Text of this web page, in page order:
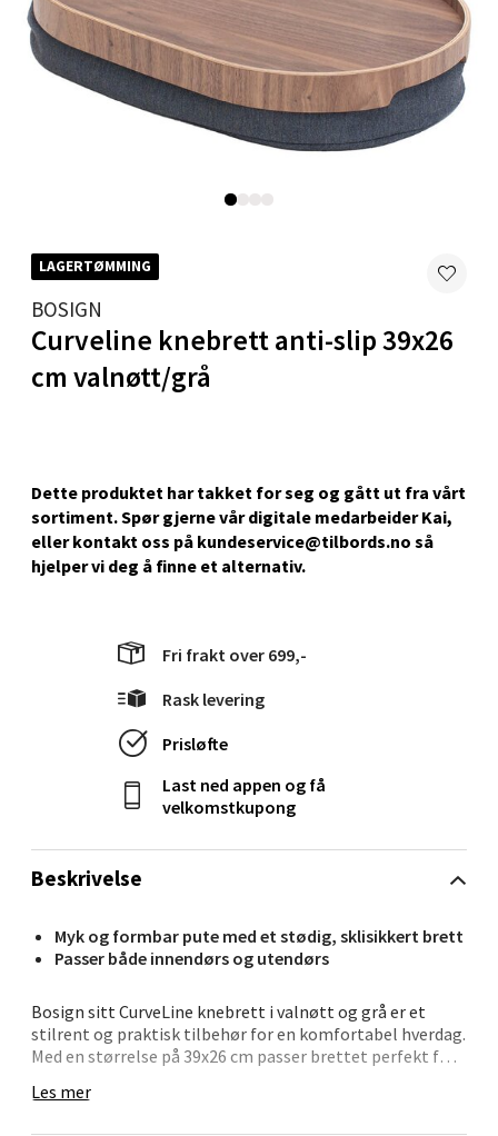
LAGERTØMMING
BOSIGN
Curveline knebrett anti-slip 39x26
cm valnøtt/grå
Dette produktet har takket for seg og gått ut fra vårt
sortiment. Spør gjerne vår digitale medarbeider Kai,
eller kontakt oss på kundeservice@tilbords.no så
hjelper vi deg å ﬁnne et alternativ.
Beskrivelse
Myk og formbar pute med et stødig, sklisikkert brett
Passer både innendørs og utendørs
Bosign sitt CurveLine knebrett i valnøtt og grå er et
stilrent og praktisk tilbehør for en komfortabel hverdag.
Med en størrelse på 39x26 cm passer brettet perfekt for
arbeidsoppgaver. Den justerbare puten gjør det enkelt å
Les mer
Fri frakt over 699,-
Rask levering
Prisløfte
Last ned appen og få
velkomstkupong
Åpent i dag 10-20
0 i butikk
Velg
Austbøvegen 16, 5542 Karmsund
Åpent i dag 10-20
0 i butikk
Stavanger og Sandnes - Kilden
Senter
0 i butikk
Gamle Stokkavei 1, 4313 Sandnes
0 i butikk
Velg